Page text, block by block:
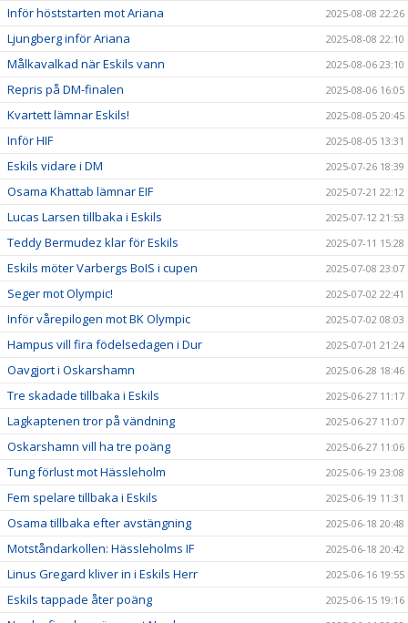
Inför höststarten mot Ariana 2025-08-08 22:26
Ljungberg inför Ariana 2025-08-08 22:10
Målkavalkad när Eskils vann 2025-08-06 23:10
Repris på DM-finalen 2025-08-06 16:05
Kvartett lämnar Eskils! 2025-08-05 20:45
Inför HIF 2025-08-05 13:31
Eskils vidare i DM 2025-07-26 18:39
Osama Khattab lämnar EIF 2025-07-21 22:12
Lucas Larsen tillbaka i Eskils 2025-07-12 21:53
Teddy Bermudez klar för Eskils 2025-07-11 15:28
Eskils möter Varbergs BoIS i cupen 2025-07-08 23:07
Seger mot Olympic! 2025-07-02 22:41
Inför vårepilogen mot BK Olympic 2025-07-02 08:03
Hampus vill fira födelsedagen i Dur 2025-07-01 21:24
Oavgjort i Oskarshamn 2025-06-28 18:46
Tre skadade tillbaka i Eskils 2025-06-27 11:17
Lagkaptenen tror på vändning 2025-06-27 11:07
Oskarshamn vill ha tre poäng 2025-06-27 11:06
Tung förlust mot Hässleholm 2025-06-19 23:08
Fem spelare tillbaka i Eskils 2025-06-19 11:31
Osama tillbaka efter avstängning 2025-06-18 20:48
Motståndarkollen: Hässleholms IF 2025-06-18 20:42
Linus Gregard kliver in i Eskils Herr 2025-06-16 19:55
Eskils tappade åter poäng 2025-06-15 19:16